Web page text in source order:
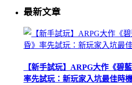
最新文章
【新手試玩】ARPG大作《碧
率先試玩：新玩家入坑最佳時